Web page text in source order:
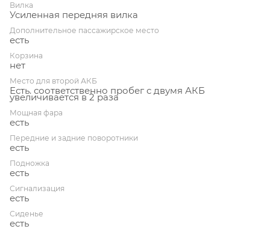
Вилка
Усиленная передняя вилка
Дополнительное пассажирское место
есть
Корзина
нет
Место для второй АКБ
Есть. соответственно пробег с двумя АКБ
увеличивается в 2 раза
Мощная фара
есть
Передние и задние поворотники
есть
Подножка
есть
Сигнализация
есть
Сиденье
есть